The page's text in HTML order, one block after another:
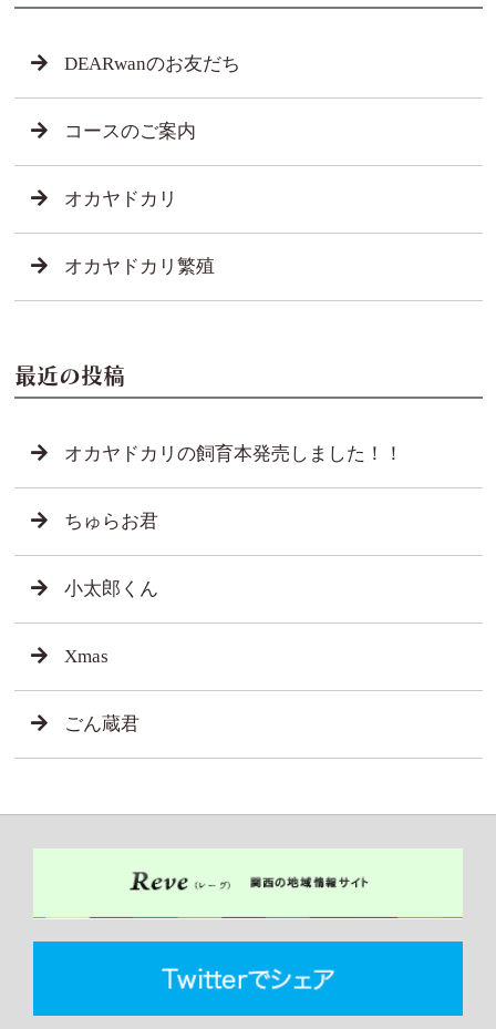
DEARwanのお友だち
コースのご案内
オカヤドカリ
オカヤドカリ繁殖
最近の投稿
オカヤドカリの飼育本発売しました！！
ちゅらお君
小太郎くん
Xmas
ごん蔵君